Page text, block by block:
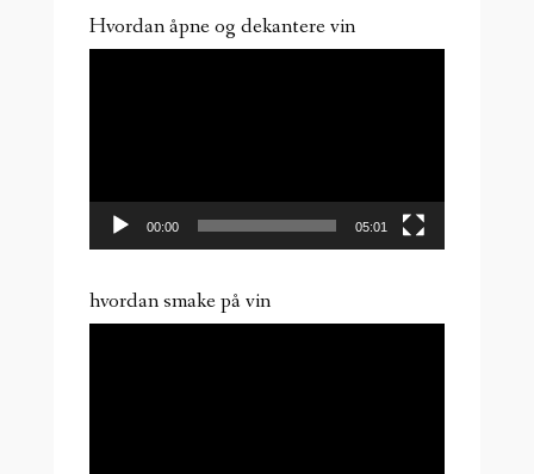
Hvordan åpne og dekantere vin
00:00 05:01
hvordan smake på vin